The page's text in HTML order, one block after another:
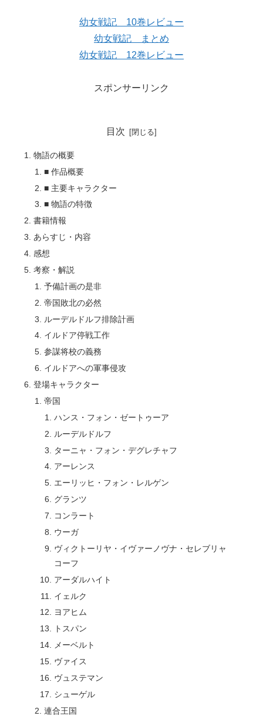
幼女戦記 10巻レビュー
幼女戦記 まとめ
幼女戦記 12巻レビュー
スポンサーリンク
目次
物語の概要
■ 作品概要
■ 主要キャラクター
■ 物語の特徴
書籍情報
あらすじ・内容
感想
考察・解説
予備計画の是非
帝国敗北の必然
ルーデルドルフ排除計画
イルドア停戦工作
参謀将校の義務
イルドアへの軍事侵攻
登場キャラクター
帝国
ハンス・フォン・ゼートゥーア
ルーデルドルフ
ターニャ・フォン・デグレチャフ
アーレンス
エーリッヒ・フォン・レルゲン
グランツ
コンラート
ウーガ
ヴィクトーリヤ・イヴァーノヴナ・セレブリャ
コーフ
アーダルハイト
イェルク
ヨアヒム
トスパン
メーベルト
ヴァイス
ヴュステマン
シューゲル
連合王国